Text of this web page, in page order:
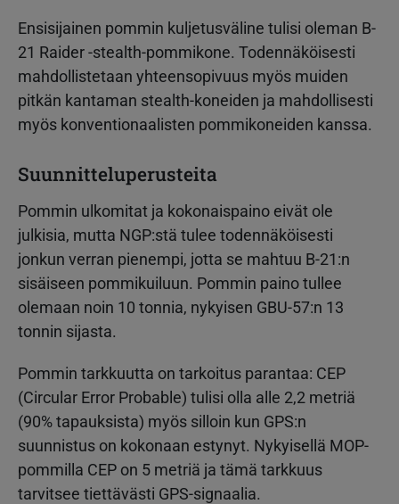
Ensisijainen pommin kuljetusväline tulisi oleman B-
21 Raider -stealth-pommikone. Todennäköisesti
mahdollistetaan yhteensopivuus myös muiden
pitkän kantaman stealth-koneiden ja mahdollisesti
myös konventionaalisten pommikoneiden kanssa.
Suunnitteluperusteita
Pommin ulkomitat ja kokonaispaino eivät ole
julkisia, mutta NGP:stä tulee todennäköisesti
jonkun verran pienempi, jotta se mahtuu B-21:n
sisäiseen pommikuiluun. Pommin paino tullee
olemaan noin 10 tonnia, nykyisen GBU-57:n 13
tonnin sijasta.
Pommin tarkkuutta on tarkoitus parantaa: CEP
(Circular Error Probable) tulisi olla alle 2,2 metriä
(90% tapauksista) myös silloin kun GPS:n
suunnistus on kokonaan estynyt. Nykyisellä MOP-
pommilla CEP on 5 metriä ja tämä tarkkuus
tarvitsee tiettävästi GPS-signaalia.